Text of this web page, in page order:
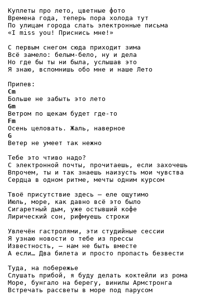
Куплеты про лето, цветные фото
Времена года, теперь пора холода тут
По улицам города слать электронные письма
«I miss you! Приснись мне!»
С первым снегом сюда приходит зима
Всё замело: белым-бело, ну и дела
Но где бы ты ни была, услышав это
Я знаю, вспомнишь обо мне и наше Лето
Припев:
Cm
Больше не забыть это лето
Gm
Ветром по щекам будет где-то
Fm
Осень целовать. Жаль, наверное
G
Ветер не умеет так нежно
Тебе это чтиво надо?
С электронной почты, прочитаешь, если захочешь
Впрочем, ты и так знаешь наизусть мои чувства
Сердца в одном ритме, мечты одним курсом
Твоё присутствие здесь — еле ощутимо
Июль, море, как давно всё это было
Сигаретный дым, уже остывший кофе
Лирический сон, рифмуешь строки
Увлечён гастролями, эти студийные сессии
Я узнаю новости о тебе из прессы
Известность, — нам не быть вместе
А если… Два билета и просто пропасть безвести
Туда, на побережье
Слушать прибой, я буду делать коктейли из рома
Море, бунгало на берегу, винилы Армстронга
Встречать рассветы в море под парусом